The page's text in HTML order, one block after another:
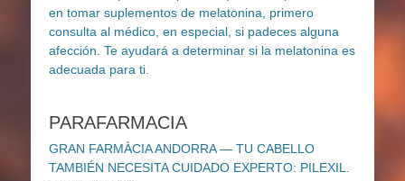
PARAFARMACIA
GRAN FARMÀCIA ANDORRA — TU CABELLO
TAMBIÉN NECESITA CUIDADO EXPERTO: PILEXIL.